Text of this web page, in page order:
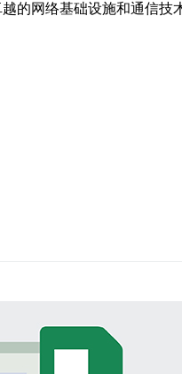
的网络基础设施和通信